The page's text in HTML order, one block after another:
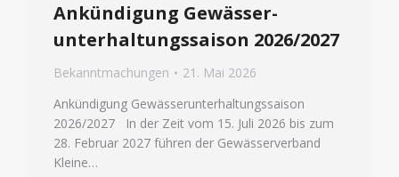
Ankündigung Gewässer­
unterhaltungssaison 2026/2027
Bekanntmachungen
21. Mai 2026
Ankündigung Gewässerunterhaltungssaison
2026/2027 In der Zeit vom 15. Juli 2026 bis zum
28. Februar 2027 führen der Gewässerverband
Kleine…